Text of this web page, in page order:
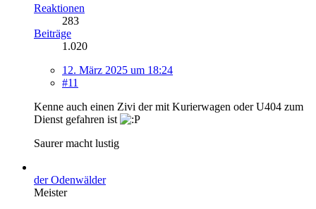
Reaktionen
283
Beiträge
1.020
12. März 2025 um 18:24
#11
Kenne auch einen Zivi der mit Kurierwagen oder U404 zum
Dienst gefahren ist
Saurer macht lustig
der Odenwälder
Meister